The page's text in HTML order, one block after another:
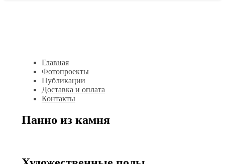
Главная
Фотопроекты
Публикации
Доставка и оплата
Контакты
Панно из камня